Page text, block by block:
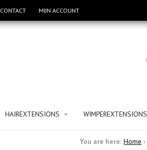
CONTACT MIJN ACCOUNT
HAIREXTENSIONS WIMPEREXTENSIONS
You are here: Home ›